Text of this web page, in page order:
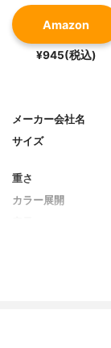
Amazon
¥945(税込)
メーカー会社名
サイズ
重さ
カラー展開